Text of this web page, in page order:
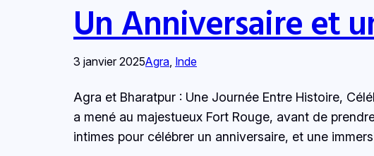
Un Anniversaire et
3 janvier 2025Agra, Inde
Agra et Bharatpur : Une Journée Entre Histoire,
a mené au majestueux Fort Rouge, avant de
intimes pour célébrer un anniversaire, et une